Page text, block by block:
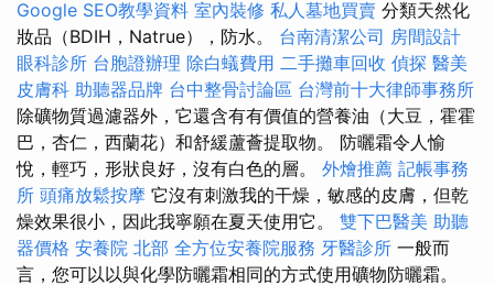
Google SEO教學資料 室內裝修 私人墓地買賣 分類天然化
妝品（BDIH，Natrue），防水。 台南清潔公司 房間設計
眼科診所 台胞證辦理 除白蟻費用 二手攤車回收 偵探 醫美
皮膚科 助聽器品牌 台中整骨討論區 台灣前十大律師事務所
除礦物質過濾器外，它還含有有價值的營養油（大豆，霍霍
巴，杏仁，西蘭花）和舒緩蘆薈提取物。 防曬霜令人愉
悅，輕巧，形狀良好，沒有白色的層。 外燴推薦 記帳事務
所 頭痛放鬆按摩 它沒有刺激我的干燥，敏感的皮膚，但乾
燥效果很小，因此我寧願在夏天使用它。 雙下巴醫美 助聽
器價格 安養院 北部 全方位安養院服務 牙醫診所 一般而
言，您可以以與化學防曬霜相同的方式使用礦物防曬霜。